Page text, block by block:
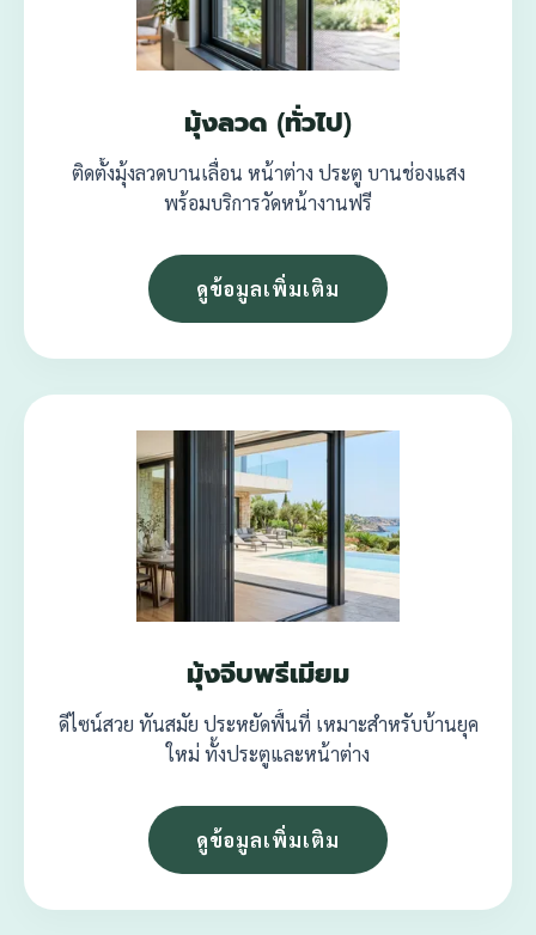
มุ้งลวด (ทั่วไป)
ติดตั้งมุ้งลวดบานเลื่อน หน้าต่าง ประตู บานช่องแสง
พร้อมบริการวัดหน้างานฟรี
ดูข้อมูลเพิ่มเติม
มุ้งจีบพรีเมียม
ดีไซน์สวย ทันสมัย ประหยัดพื้นที่ เหมาะสำหรับบ้านยุค
ใหม่ ทั้งประตูและหน้าต่าง
ดูข้อมูลเพิ่มเติม